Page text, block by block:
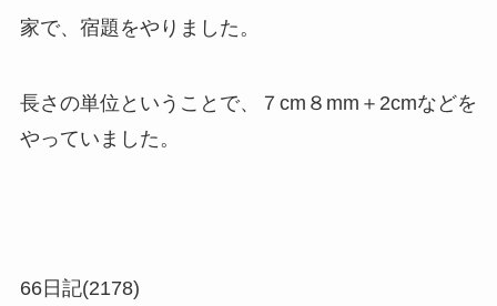
家で、宿題をやりました。
長さの単位ということで、７cm８mm＋2cmなどを
やっていました。
66日記(2178)